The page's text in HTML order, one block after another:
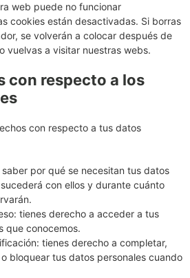
web puede no funcionar
cookies están desactivadas. Si borras
se volverán a colocar después de
vuelvas a visitar nuestras webs.
con respecto a los
con respecto a tus datos
por qué se necesitan tus datos
con ellos y durante cuánto
tienes derecho a acceder a tus
que conocemos.
tienes derecho a completar,
bloquear tus datos personales cuando